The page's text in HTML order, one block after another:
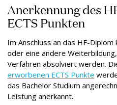
Anerkennung des
ECTS Punkten
Im Anschluss an das HF-Diplom
oder eine andere
Verfahren absolviert werden.
erworbenen ECTS Punkte
das Bachelor Studium
Leistung anerkannt.